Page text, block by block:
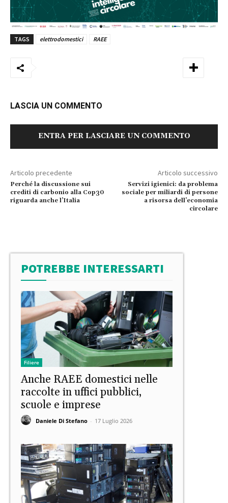
TAGS elettrodomestici RAEE
LASCIA UN COMMENTO
ENTRA PER LASCIARE UN COMMENTO
Articolo precedente
Perché la discussione sui
crediti di carbonio alla Cop30
riguarda anche l’Italia
Articolo successivo
Servizi igienici: da problema
sociale per miliardi di persone
a risorsa dell’economia
circolare
POTREBBE INTERESSARTI
Filiere
Anche RAEE domestici nelle
raccolte in uffici pubblici,
scuole e imprese
Daniele Di Stefano - 17 Luglio 2026